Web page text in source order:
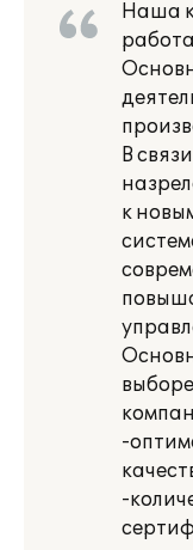
Наша
В
к
-
-